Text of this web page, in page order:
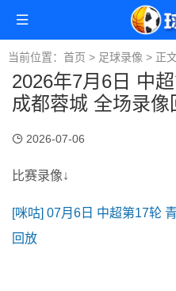
当前位置： 首页 > 足球录像 > 正
2026年7月6日 中
成都蓉城 全场录像
2026-07-06
比赛录像↓
[咪咕] 07月6日 中超第17轮
回放